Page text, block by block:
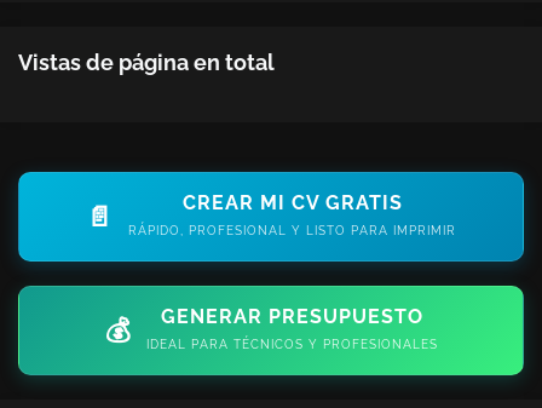
Vistas de página en total
📄 CREAR MI CV GRATIS
RÁPIDO, PROFESIONAL Y LISTO PARA IMPRIMIR
💰 GENERAR PRESUPUESTO
IDEAL PARA TÉCNICOS Y PROFESIONALES